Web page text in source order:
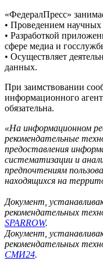
«ФедералПресс»
• Проведением научных
• Разработкой
сфере медиа и
• Осуществляет
данных.
При заимствовании
информационного
обязательна.
«На информационном
рекомендательные
предоставления
систематизации и
предпочтениям
находящихся на
Документ,
рекомендательных
SPARROW.
Документ,
рекомендательных
СМИ24.